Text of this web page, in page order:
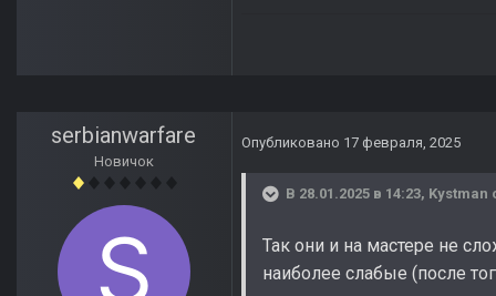
serbianwarfare
Новичок
Опубликовано 17 февраля, 2025
В 28.01.2025 в 14:23, Kystman
Так они и на мастере не
наиболее слабые (после